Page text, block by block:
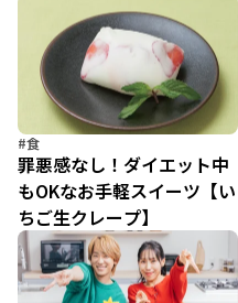
#食
罪悪感なし！ダイエット中
もOKなお手軽スイーツ【い
ちご生クレープ】